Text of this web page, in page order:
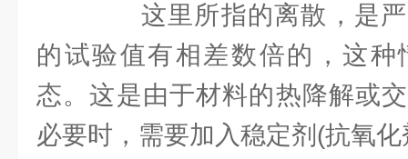
这里所指的离散，是严
的试验值有相差数倍的，这
态。这是由于材料的热降解或
必要时，需要加入稳定剂(抗氧